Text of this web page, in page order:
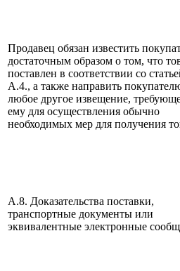
Продавец обязан известить
достаточным образом о том, что
поставлен в соответствии со
А.4., а также направить
любое другое извещение,
ему для осуществления обычно
необходимых мер для получения
A.8. Доказательства поставки,
транспортные документы или
эквивалентные электронные